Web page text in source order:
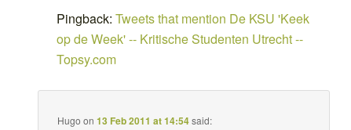
Pingback:Tweets that mention De KSU 'Keek
op de Week' -- Kritische Studenten Utrecht --
Topsy.com
Hugo on13 Feb 2011 at 14:54said: